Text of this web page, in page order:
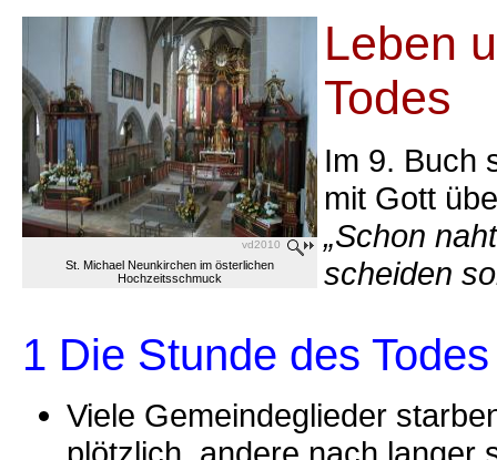
vd2010
St. Michael Neunkirchen im österlichen
Hochzeitsschmuck
Leben
Todes
Im 9. Buch
mit Gott
„Schon
scheiden
1 Die Stunde des
Viele Gemeindeglieder